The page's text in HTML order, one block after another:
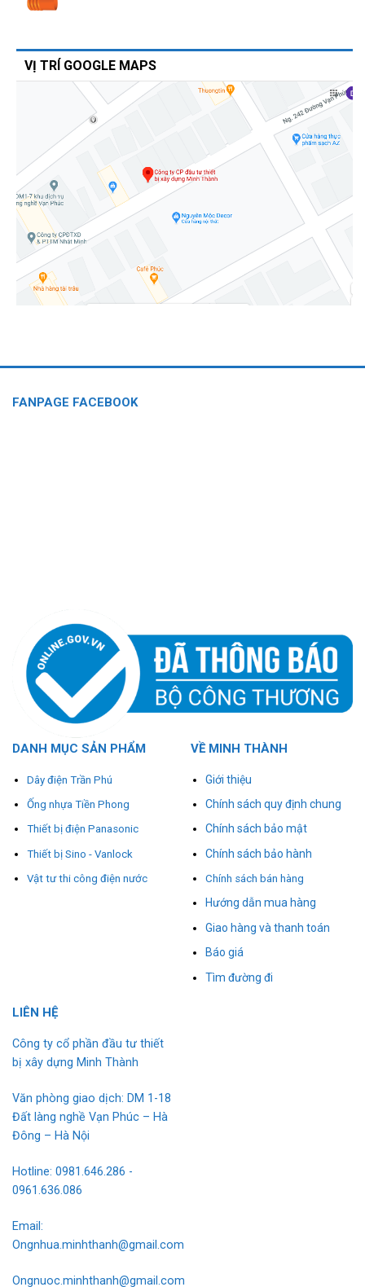
VỊ TRÍ GOOGLE MAPS
FANPAGE FACEBOOK
DANH MỤC SẢN PHẨM
Dây điện Trần Phú
Ống nhựa Tiền Phong
Thiết bị điện Panasonic
Thiết bị Sino - Vanlock
Vật tư thi công điện nước
VỀ MINH THÀNH
Giới thiệu
Chính sách quy định chung
Chính sách bảo mật
Chính sách bảo hành
Chính sách bán hàng
Hướng dẫn mua hàng
Giao hàng và thanh toán
Báo giá
Tìm đường đi
L ÊN HỆ
Công ty cổ phần đầu tư thiết
bị xây dựng Minh Thành
Văn phòng giao dịch: DM 1-18
Đất làng nghề Vạn Phúc – Hà
Đông – Hà Nội
Hotline: 0981.646.286 -
0961.636.086
Email:
Ongnhua.minhthanh@gmail.com
Ongnuoc.minhthanh@gmail.com